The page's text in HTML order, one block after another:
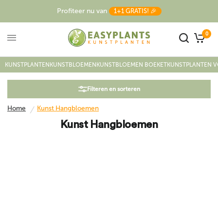
Profiteer nu van 1+1 GRATIS! 🎉
0
Home Kunst Hangbloemen
KUNSTPLANTEN KUNSTBLOEMEN KUNSTBLOEMEN BOEKETKUNSTPLANTEN
Filteren en sorteren
Home / Kunst Hangbloemen
Kunst Hangbloemen